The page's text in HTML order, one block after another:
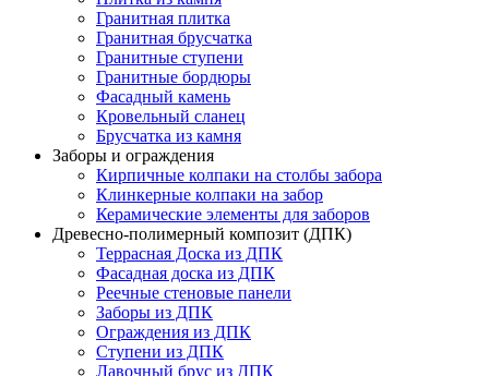
Гранитная плитка
Гранитная брусчатка
Гранитные ступени
Гранитные бордюры
Фасадный камень
Кровельный сланец
Брусчатка из камня
Заборы и ограждения
Кирпичные колпаки на столбы забора
Клинкерные колпаки на забор
Керамические элементы для заборов
Древесно-полимерный композит (ДПК)
Террасная Доска из ДПК
Фасадная доска из ДПК
Реечные стеновые панели
Заборы из ДПК
Ограждения из ДПК
Ступени из ДПК
Лавочный брус из ДПК